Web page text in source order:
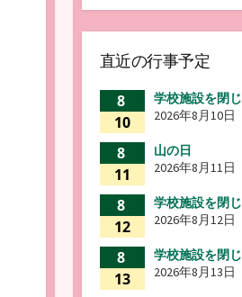
直近の行事予定
8
10
学校施設を閉
2026年8月10日
8
11
山の日
2026年8月11日
8
12
学校施設を閉
2026年8月12日
8
13
学校施設を閉
2026年8月13日